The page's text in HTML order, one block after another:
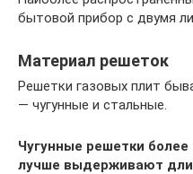
бытовой прибор с двумя
Материал решеток
Решетки газовых плит
— чугунные и стальные.
Чугунные решетки
лучше выдерживают